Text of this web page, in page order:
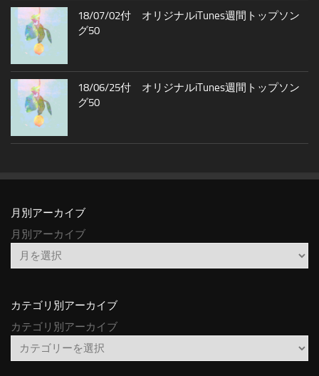
18/07/02付 オリジナルiTunes週間トップソン
グ50
18/06/25付 オリジナルiTunes週間トップソン
グ50
月別アーカイブ
月別アーカイブ
カテゴリ別アーカイブ
カテゴリ別アーカイブ